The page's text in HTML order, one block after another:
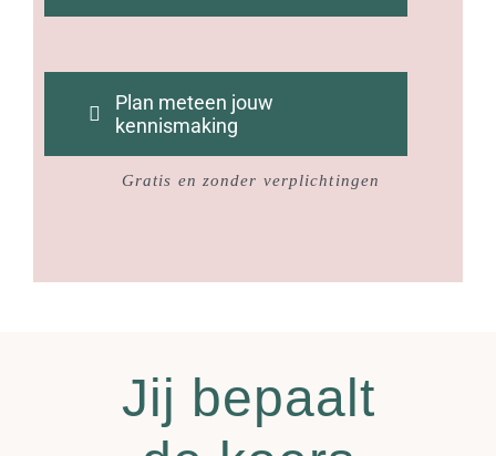
Plan meteen jouw
kennismaking
Gratis en zonder verplichtingen
Jij bepaalt